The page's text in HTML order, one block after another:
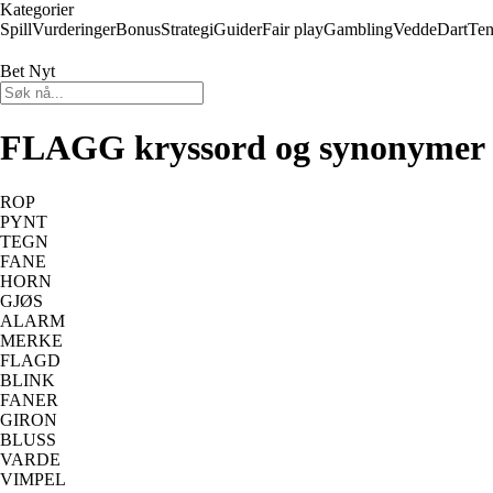
Kategorier
SpillVurderingerBonusStrategiGuiderFair playGamblingVeddeDart
Bet Nyt
FLAGG kryssord og synonymer
ROP
PYNT
TEGN
FANE
HORN
GJØS
ALARM
MERKE
FLAGD
BLINK
FANER
GIRON
BLUSS
VARDE
VIMPEL